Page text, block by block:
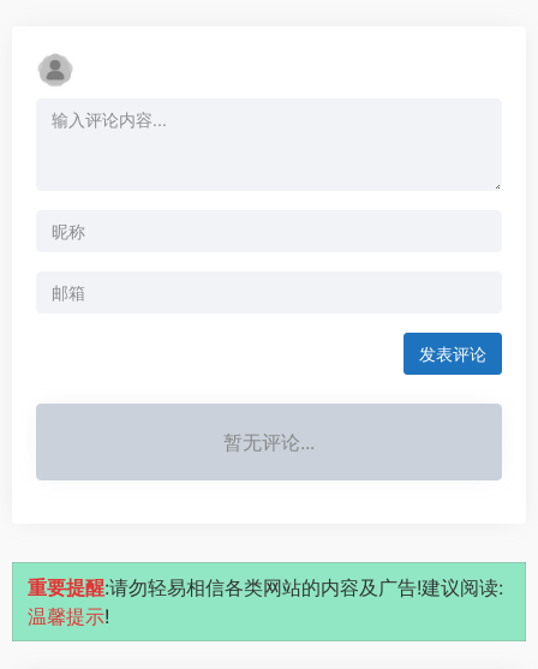
发表评论
暂无评论...
重要提醒:请勿轻易相信各类网站的内容及广告!建议阅读:
温馨提示!